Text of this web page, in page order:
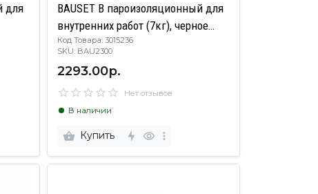
для
BAUSET B пароизоляционный для
внутренних работ (7кг), черное
ведро
Код Товара: 3015236
SKU: BAU2300
2293.00р.
Нет отзывов
В наличии
Купить